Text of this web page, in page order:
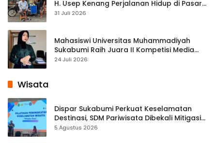
H. Usep Kenang Perjalanan Hidup di Pasar
Cisaat
31 Juli 2026
Mahasiswi Universitas Muhammadiyah
Sukabumi Raih Juara II Kompetisi Media
Pembelajaran Digital Tingkat Internasional
24 Juli 2026
Wisata
Dispar Sukabumi Perkuat Keselamatan
Destinasi, SDM Pariwisata Dibekali Mitigasi
hingga Teknik Evakuasi
5 Agustus 2026